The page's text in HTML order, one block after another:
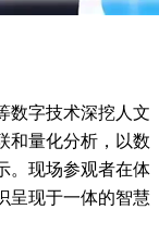
数字技术深挖人文
和量化分析，以数
。现场参观者在体
呈现于一体的智慧